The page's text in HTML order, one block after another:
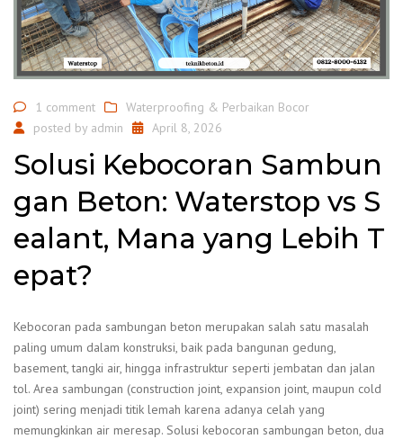
1 comment
Waterproofing & Perbaikan Bocor
posted by admin April 8, 2026
Solusi Kebocoran Sambun
gan Beton: Waterstop vs S
ealant, Mana yang Lebih T
epat?
Kebocoran pada sambungan beton merupakan salah satu masalah
paling umum dalam konstruksi, baik pada bangunan gedung,
basement, tangki air, hingga infrastruktur seperti jembatan dan jalan
tol. Area sambungan (construction joint, expansion joint, maupun cold
joint) sering menjadi titik lemah karena adanya celah yang
memungkinkan air meresap. Solusi kebocoran sambungan beton, dua